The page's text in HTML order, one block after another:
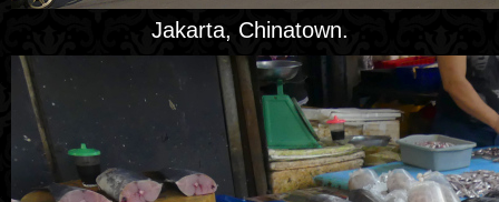
Jakarta, Chinatown.